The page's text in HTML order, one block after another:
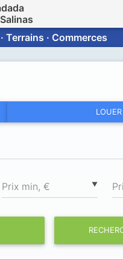
Terrains · Commerces
LOUER
▼
Prix min, €